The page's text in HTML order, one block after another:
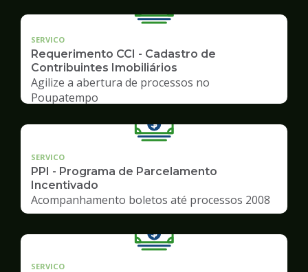
SERVICO
Requerimento CCI - Cadastro de
Contribuintes Imobiliários
Agilize a abertura de processos no
Poupatempo
SERVICO
PPI - Programa de Parcelamento
Incentivado
Acompanhamento boletos até processos 2008
SERVICO